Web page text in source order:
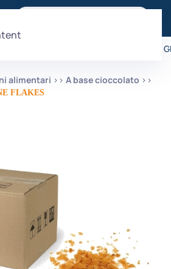
SUPERIORI A 99€ LA SPEDIZIONE È
alimentari A base cioccolato
FLAKES